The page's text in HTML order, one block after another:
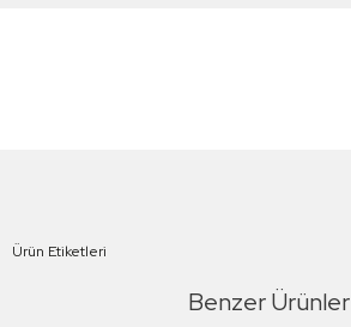
Ürün Etiketleri
Benzer Ürünler